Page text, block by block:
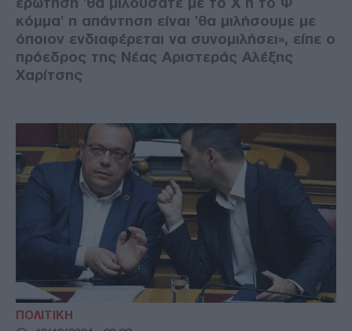
κόμμα' η απάντηση είναι 'θα μιλήσουμε με
όποιον ενδιαφέρεται να συνομιλήσει», είπε ο
πρόεδρος της Νέας Αριστεράς Αλέξης
Χαρίτσης
ΠΟΛΙΤΙΚΗ